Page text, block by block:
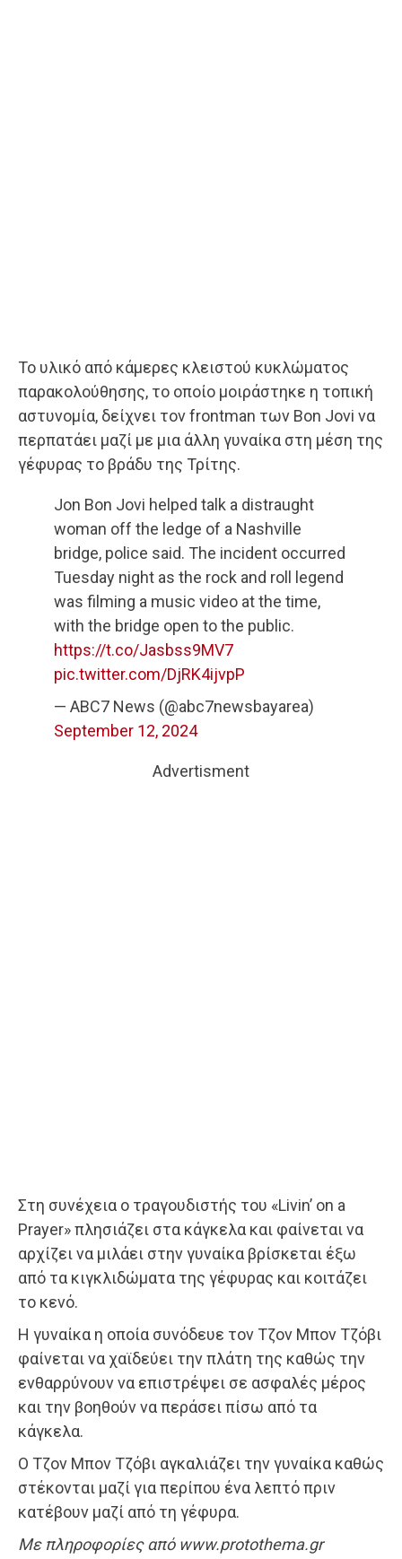
Το υλικό από κάμερες κλειστού κυκλώματος
παρακολούθησης, το οποίο μοιράστηκε η τοπική
αστυνομία, δείχνει τον frontman των Bon Jovi να
περπατάει μαζί με μια άλλη γυναίκα στη μέση της
γέφυρας το βράδυ της Τρίτης.
Jon Bon Jovi helped talk a distraught
woman off the ledge of a Nashville
bridge, police said. The incident occurred
Tuesday night as the rock and roll legend
was filming a music video at the time,
with the bridge open to the public.
https://t.co/Jasbss9MV7
pic.twitter.com/DjRK4ijvpP
— ABC7 News (@abc7newsbayarea)
September 12, 2024
Advertisment
Στη συνέχεια ο τραγουδιστής του «Livin’ on a
Prayer» πλησιάζει στα κάγκελα και φαίνεται να
αρχίζει να μιλάει στην γυναίκα βρίσκεται έξω
από τα κιγκλιδώματα της γέφυρας και κοιτάζει
το κενό.
Η γυναίκα η οποία συνόδευε τον Τζον Μπον Τζόβι
φαίνεται να χαϊδεύει την πλάτη της καθώς την
ενθαρρύνουν να επιστρέψει σε ασφαλές μέρος
και την βοηθούν να περάσει πίσω από τα
κάγκελα.
Ο Τζον Μπον Τζόβι αγκαλιάζει την γυναίκα καθώς
στέκονται μαζί για περίπου ένα λεπτό πριν
κατέβουν μαζί από τη γέφυρα.
Με πληροφορίες από www.protothema.gr